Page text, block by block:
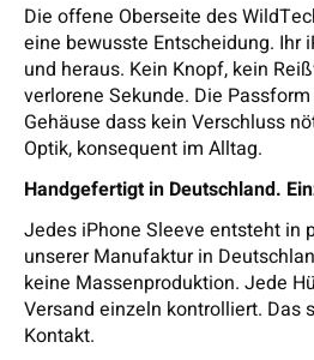
Die offene Oberseite des
eine bewusste Entscheidung. Ihr
und heraus. Kein Knopf, kein
verlorene Sekunde. Die
Gehäuse dass kein Verschluss
Optik, konsequent im Alltag.
Handgefertigt in Deutschland.
Jedes iPhone Sleeve entsteht in
unserer Manufaktur in
keine Massenproduktion. Jede
Versand einzeln kontrolliert. Das
Kontakt.